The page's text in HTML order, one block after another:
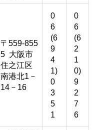
〒559-855
5 大阪市
住之江区
南港北1－
14－16
0
6
(6
9
4
1)
0
3
5
1
0
6
(6
2
1
0)
9
2
7
6